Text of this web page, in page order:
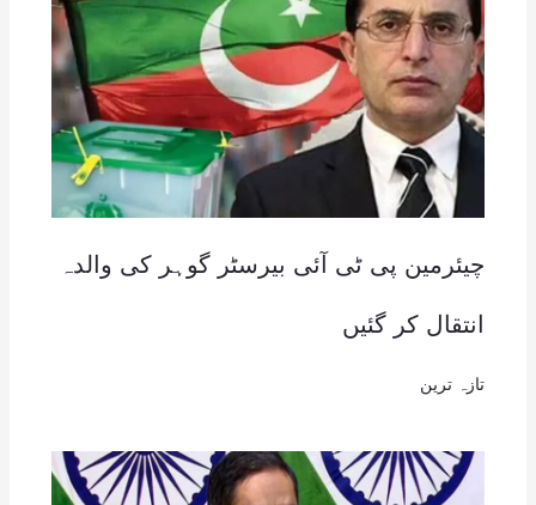
چیئرمین پی ٹی آئی بیرسٹر گوہر کی والدہ
انتقال کر گئیں
تازہ ترین